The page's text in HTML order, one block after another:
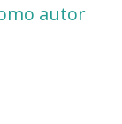
autor